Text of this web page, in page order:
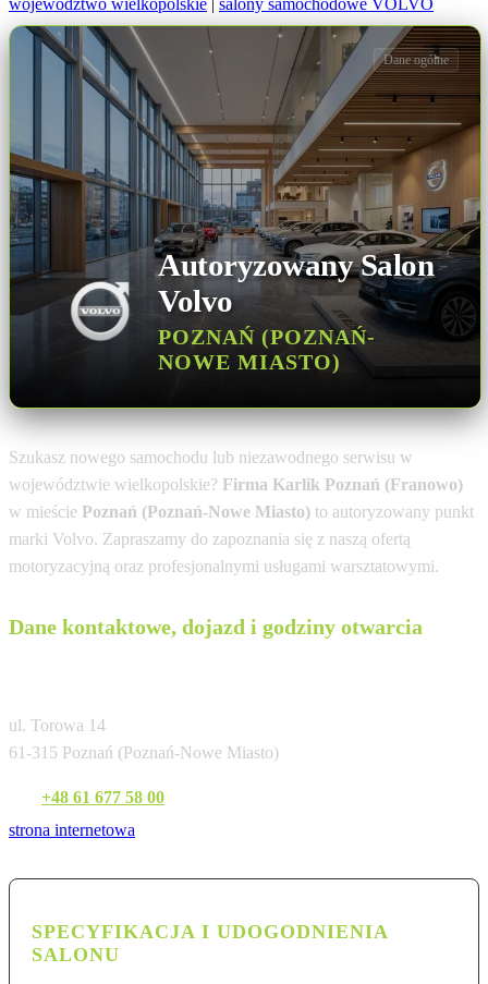
województwo wielkopolskie | salony samochodowe VOLVO
Autoryzowany Salon
Volvo
POZNAŃ (POZNAŃ-
NOWE MIASTO)
Dane ogólne
Szukasz nowego samochodu lub niezawodnego serwisu w
województwie wielkopolskie? Firma Karlik Poznań (Franowo)
w mieście Poznań (Poznań-Nowe Miasto) to autoryzowany punkt
marki Volvo. Zapraszamy do zapoznania się z naszą ofertą
motoryzacyjną oraz profesjonalnymi usługami warsztatowymi.
Dane kontaktowe, dojazd i godziny otwarcia
ul. Torowa 14
61-315 Poznań (Poznań-Nowe Miasto)
+48 61 677 58 00
strona internetowa
SPECYFIKACJA I UDOGODNIENIA
SALONU